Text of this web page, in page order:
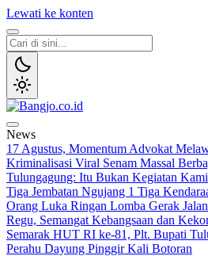
Lewati ke konten
Bangjo.co.id
Berani, Tegas, Terpercaya
News
17 Agustus, Momentum Advokat
Kriminalisasi Viral Senam Massal
Tulungagung: Itu Bukan Kegiatan
Tiga Jembatan Ngujang 1 Tiga
Orang Luka Ringan Lomba Gerak
Regu, Semangat Kebangsaan dan
Semarak HUT RI ke-81, Plt. Bupati
Perahu Dayung Pinggir Kali Botoran